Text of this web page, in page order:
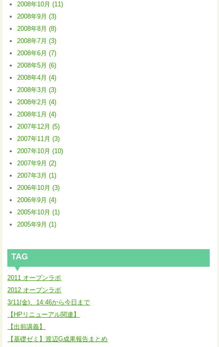
2008年10月 (11)
2008年9月 (3)
2008年8月 (8)
2008年7月 (3)
2008年6月 (7)
2008年5月 (6)
2008年4月 (4)
2008年3月 (3)
2008年2月 (4)
2008年1月 (4)
2007年12月 (5)
2007年11月 (3)
2007年10月 (10)
2007年9月 (2)
2007年3月 (1)
2006年10月 (3)
2006年9月 (4)
2005年10月 (1)
2005年9月 (1)
TAG
2011 オープンラボ
2012 オープンラボ
3/11(金)、14:46から今日まで
【HPリニューアル関連】
【出前講義】
【基礎ゼミ】渡辺G成果報告まとめ